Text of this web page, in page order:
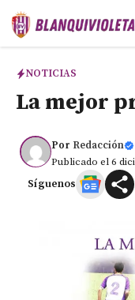
Saltar
NOTICIAS
La mejor
Por Redacción
Publicado el 6
Síguenos